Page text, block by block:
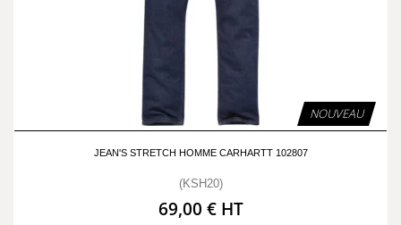
NOUVEAU
JEAN'S STRETCH HOMME CARHARTT 102807
(KSH20)
69,00 € HT